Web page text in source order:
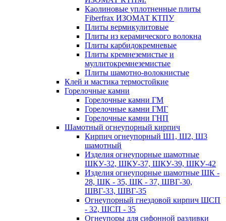
Каолиновые уплотненные плиты
Fiberfrax ИЗОМАТ КТПУ
Плиты вермикулитовые
Плиты из керамического волокна
Плиты карбидокремневые
Плиты кремнеземистые и
муллитокремнеземистые
Плиты шамотно-волокнистые
Клей и мастика термостойкие
Горелочные камни
Горелочные камни ГМ
Горелочные камни ГМГ
Горелочные камни ГНП
Шамотный огнеупорный кирпич
Кирпич огнеупорный Ш1, Ш2, Ш3
шамотный
Изделия огнеупорные шамотные
ШКУ-32, ШКУ-37, ШКУ-39, ШКУ-42
Изделия огнеупорные шамотные ШК -
28, ШК - 35, ШК - 37, ШВГ-30,
ШВГ-33, ШВГ-35
Огнеупорный гнездовой кирпич ШСП
- 32, ШСП - 35
Огнеупоры для сифонной разливки